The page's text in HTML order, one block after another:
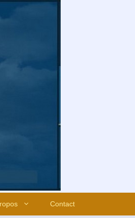
Contact